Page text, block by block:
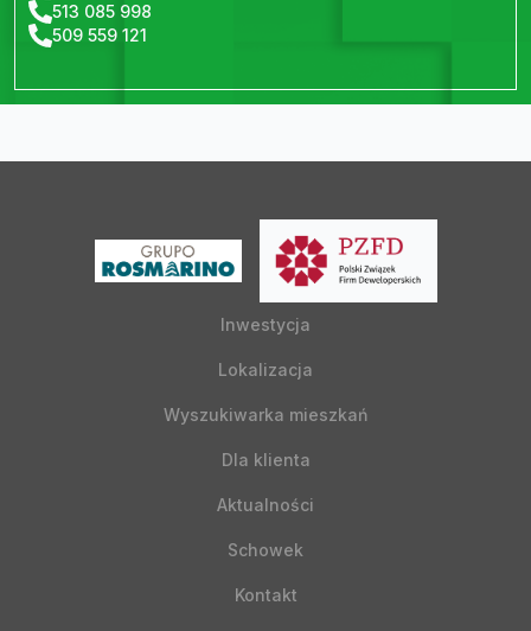
513 085 998
509 559 121
Inwestycja
Lokalizacja
Wyszukiwarka mieszkań
Dla klienta
Aktualności
Schowek
Kontakt